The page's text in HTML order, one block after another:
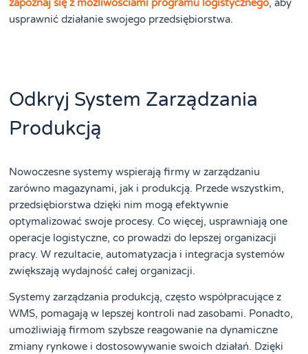
zapoznaj się z możliwościami programu logistycznego, aby
usprawnić działanie swojego przedsiębiorstwa.
Odkryj System Zarządzania
Produkcją
Nowoczesne systemy wspierają firmy w zarządzaniu
zarówno magazynami, jak i produkcją. Przede wszystkim,
przedsiębiorstwa dzięki nim mogą efektywnie
optymalizować swoje procesy. Co więcej, usprawniają one
operacje logistyczne, co prowadzi do lepszej organizacji
pracy. W rezultacie, automatyzacja i integracja systemów
zwiększają wydajność całej organizacji.
Systemy zarządzania produkcją, często współpracujące z
WMS, pomagają w lepszej kontroli nad zasobami. Ponadto,
umożliwiają firmom szybsze reagowanie na dynamiczne
zmiany rynkowe i dostosowywanie swoich działań. Dzięki